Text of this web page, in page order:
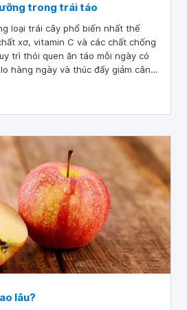
trong trái táo
loại trái cây phổ biến nhất thế
xơ, vitamin C và các chất chống
trì thói quen ăn táo mỗi ngày có
hàng ngày và thúc đẩy giảm cân
lâu?